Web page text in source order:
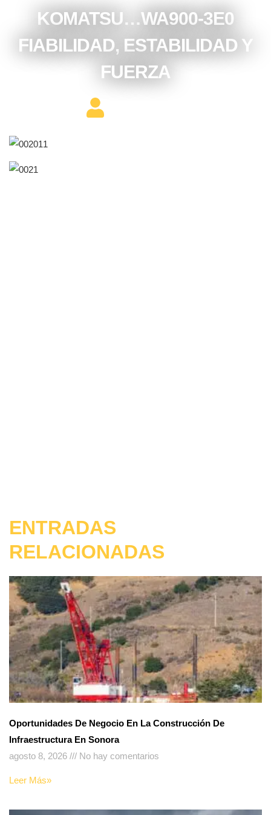
KOMATSU…WA900-3E0
FIABILIDAD, ESTABILIDAD Y
FUERZA
ENTRADAS
RELACIONADAS
Oportunidades De Negocio En La Construcción De
Infraestructura En Sonora
agosto 8, 2026
No hay comentarios
Leer Más»